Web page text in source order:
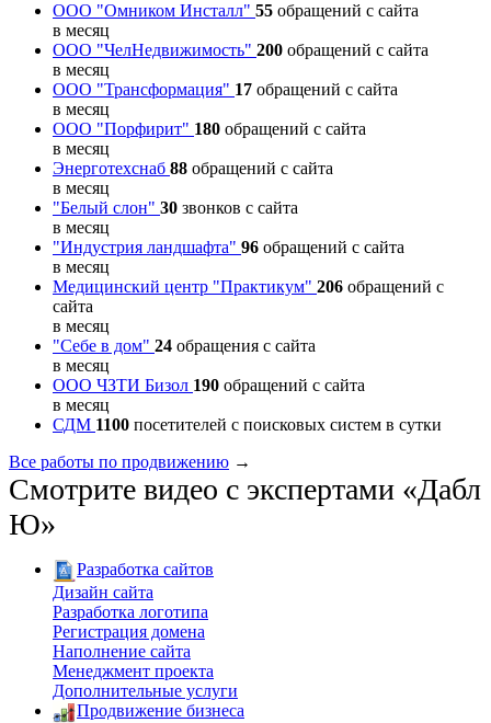
ООО "Омником Инсталл" 55 обращений с сайта
в месяц
ООО "ЧелНедвижимость" 200 обращений с сайта
в месяц
ООО "Трансформация" 17 обращений с сайта
в месяц
ООО "Порфирит" 180 обращений с сайта
в месяц
Энерготехснаб 88 обращений с сайта
в месяц
"Белый слон" 30 звонков с сайта
в месяц
"Индустрия ландшафта" 96 обращений с сайта
в месяц
Медицинский центр "Практикум" 206 обращений с
сайта
в месяц
"Себе в дом" 24 обращения с сайта
в месяц
ООО ЧЗТИ Бизол 190 обращений с сайта
в месяц
СДМ 1100 посетителей с поисковых систем в сутки
Все работы по продвижению →
Смотрите видео с экспертами «Дабл
Ю»
Разработка сайтов
Дизайн сайта
Разработка логотипа
Регистрация домена
Наполнение сайта
Менеджмент проекта
Дополнительные услуги
Продвижение бизнеса